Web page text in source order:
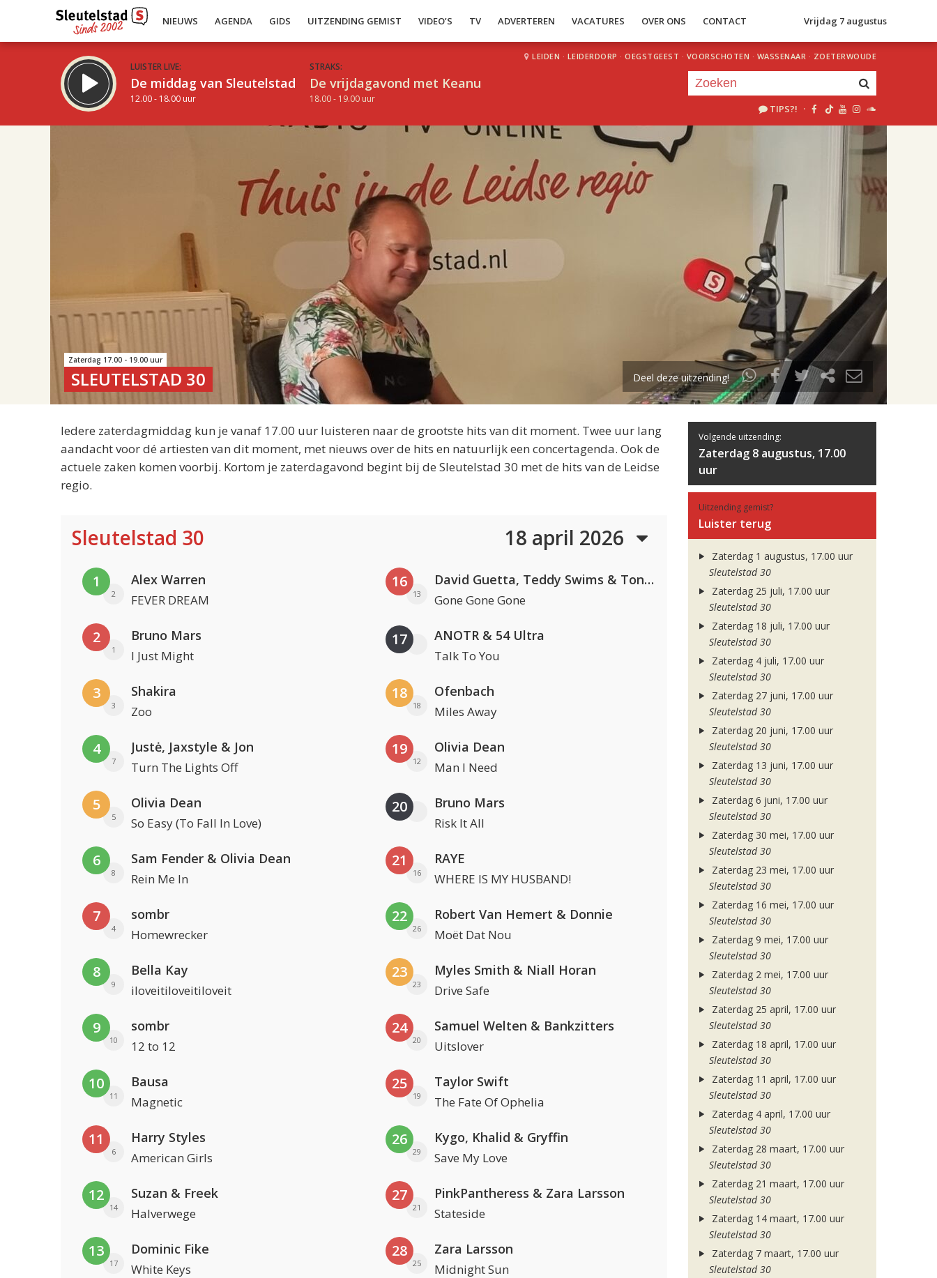
NIEUWS AGENDA GIDS UITZENDING GEMIST VIDEO’S TV ADVERTEREN VACATURES OVER ONS CONTACT Vrijdag 7 augustus
LUISTER LIVE:
De middag van Sleutelstad
12.00 - 18.00 uur
STRAKS:
De vrijdagavond met Keanu
18.00 - 19.00 uur
LEIDEN · LEIDERDORP · OEGSTGEEST · VOORSCHOTEN · WASSENAAR · ZOETERWOUDE
TIPS?! ·
uur 1 van 2
Volgend uur
Zaterdag 17.00 - 19.00 uur
SLEUTELSTAD 30 Deel deze uitzending!
Iedere zaterdagmiddag kun je vanaf 17.00 uur luisteren naar de grootste hits van dit moment. Twee uur lang
aandacht voor dé artiesten van dit moment, met nieuws over de hits en natuurlijk een concertagenda. Ook de
actuele zaken komen voorbij. Kortom je zaterdagavond begint bij de Sleutelstad 30 met de hits van de Leidse
regio.
Sleutelstad 30 18 april 2026
1
2
Alex Warren
FEVER DREAM
2
1
Bruno Mars
I Just Might
3
3
Shakira
Zoo
4
7
Justė, Jaxstyle & Jon
Turn The Lights Off
5
5
Olivia Dean
So Easy (To Fall In Love)
6
8
Sam Fender & Olivia Dean
Rein Me In
7
4
sombr
Homewrecker
8
9
Bella Kay
iloveitiloveitiloveit
9
10
sombr
12 to 12
10
11
Bausa
Magnetic
11
6
Harry Styles
American Girls
12
14
Suzan & Freek
Halverwege
13
17
Dominic Fike
White Keys
16
13
David Guetta, Teddy Swims & Tones And I
Gone Gone Gone
17 ANOTR & 54 Ultra
Talk To You
18
18
Ofenbach
Miles Away
19
12
Olivia Dean
Man I Need
20 Bruno Mars
Risk It All
21
16
RAYE
WHERE IS MY HUSBAND!
22
26
Robert Van Hemert & Donnie
Moët Dat Nou
23
23
Myles Smith & Niall Horan
Drive Safe
24
20
Samuel Welten & Bankzitters
Uitslover
25
19
Taylor Swift
The Fate Of Ophelia
26
29
Kygo, Khalid & Gryffin
Save My Love
27
21
PinkPantheress & Zara Larsson
Stateside
28
25
Zara Larsson
Midnight Sun
Volgende uitzending:
Zaterdag 8 augustus, 17.00
uur
Uitzending gemist?
Luister terug
Zaterdag 1 augustus, 17.00 uur
Sleutelstad 30
Zaterdag 25 juli, 17.00 uur
Sleutelstad 30
Zaterdag 18 juli, 17.00 uur
Sleutelstad 30
Zaterdag 4 juli, 17.00 uur
Sleutelstad 30
Zaterdag 27 juni, 17.00 uur
Sleutelstad 30
Zaterdag 20 juni, 17.00 uur
Sleutelstad 30
Zaterdag 13 juni, 17.00 uur
Sleutelstad 30
Zaterdag 6 juni, 17.00 uur
Sleutelstad 30
Zaterdag 30 mei, 17.00 uur
Sleutelstad 30
Zaterdag 23 mei, 17.00 uur
Sleutelstad 30
Zaterdag 16 mei, 17.00 uur
Sleutelstad 30
Zaterdag 9 mei, 17.00 uur
Sleutelstad 30
Zaterdag 2 mei, 17.00 uur
Sleutelstad 30
Zaterdag 25 april, 17.00 uur
Sleutelstad 30
Zaterdag 18 april, 17.00 uur
Sleutelstad 30
Zaterdag 11 april, 17.00 uur
Sleutelstad 30
Zaterdag 4 april, 17.00 uur
Sleutelstad 30
Zaterdag 28 maart, 17.00 uur
Sleutelstad 30
Zaterdag 21 maart, 17.00 uur
Sleutelstad 30
Zaterdag 14 maart, 17.00 uur
Sleutelstad 30
Zaterdag 7 maart, 17.00 uur
Sleutelstad 30